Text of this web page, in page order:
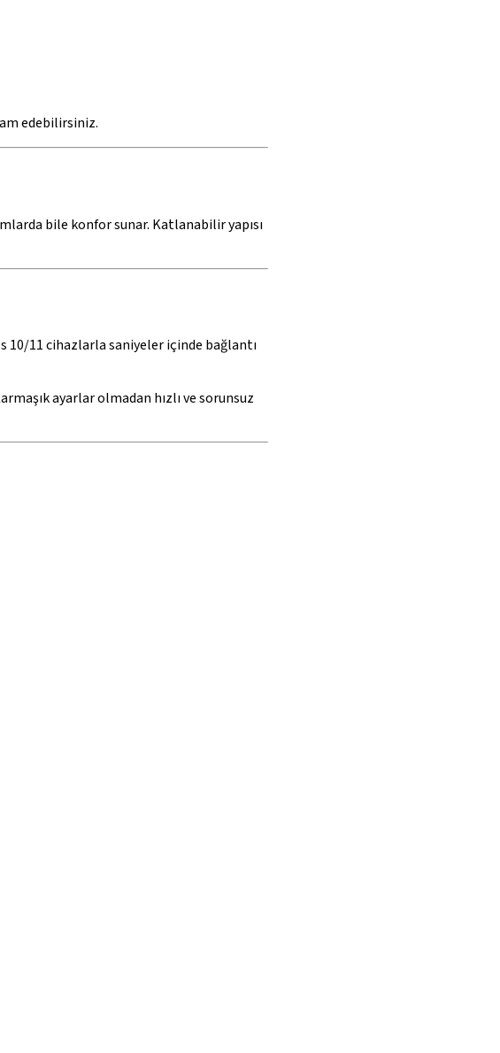
edebilirsiniz.
bile konfor sunar. Katlanabilir yapısı
10/11 cihazlarla saniyeler içinde bağlantı
ayarlar olmadan hızlı ve sorunsuz